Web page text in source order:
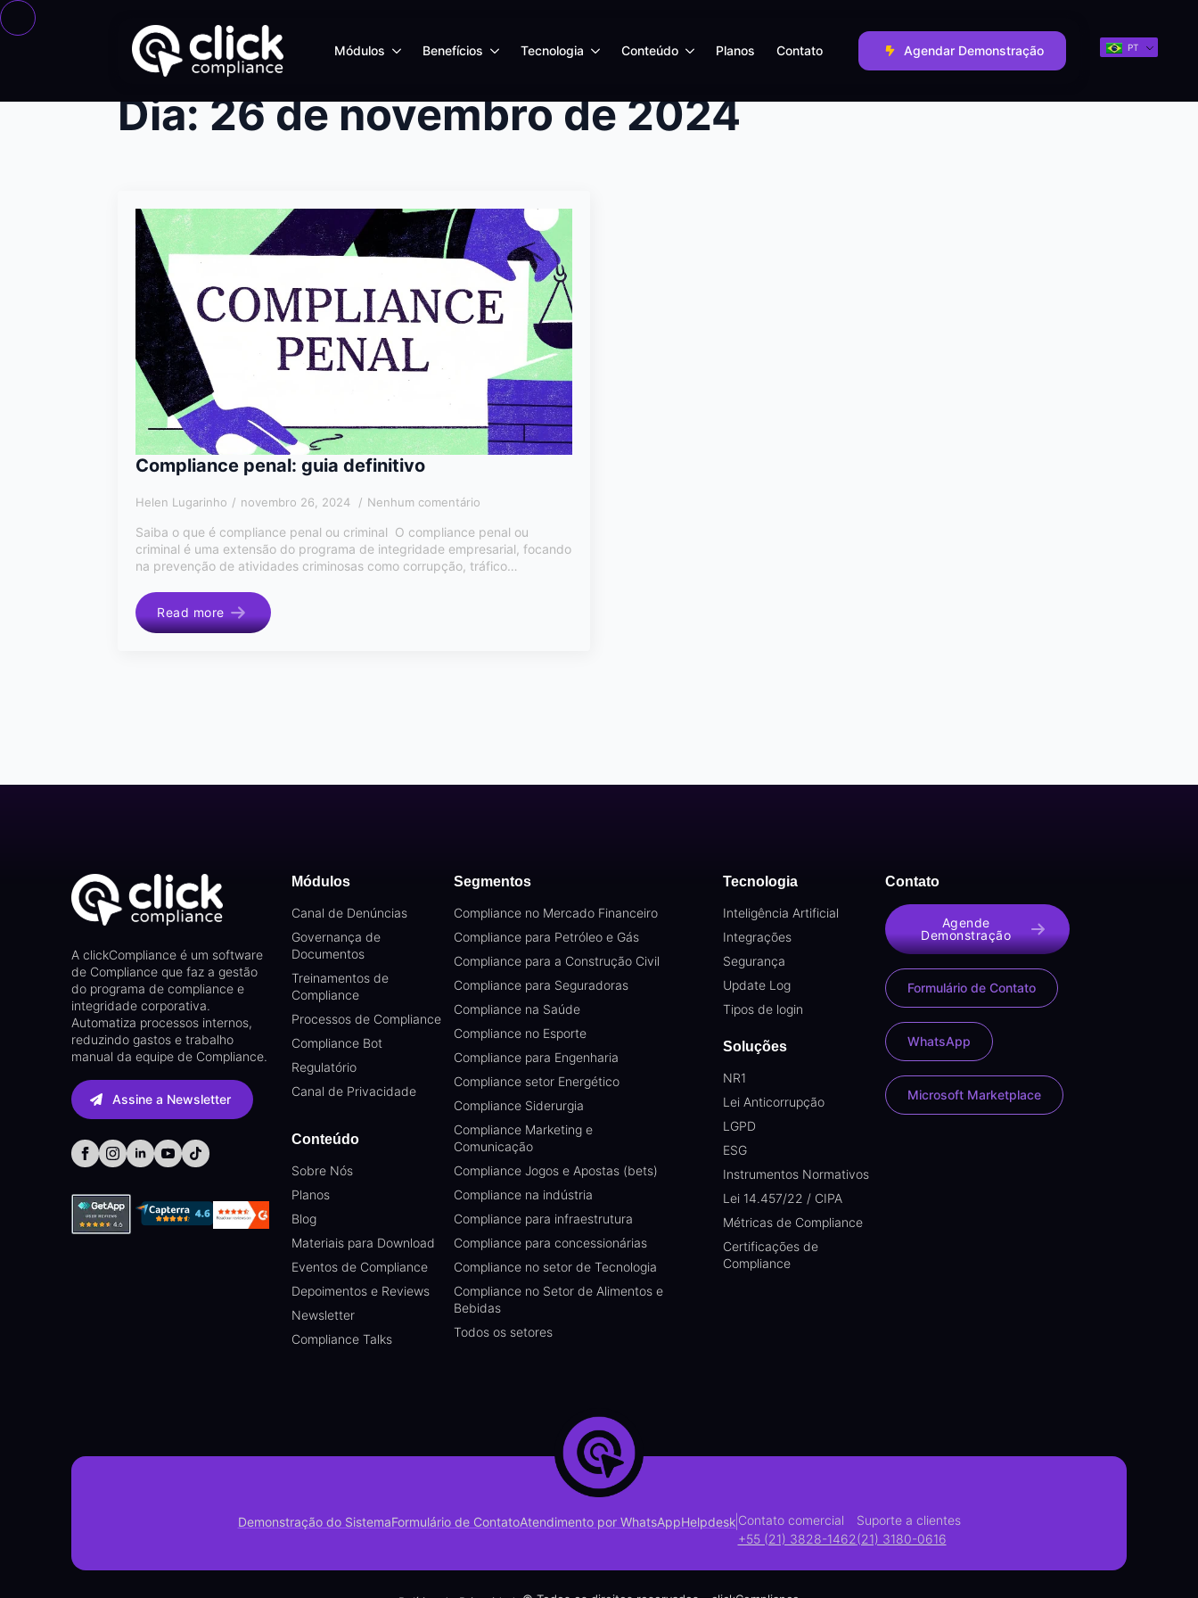
Módulos Benefícios Tecnologia Conteúdo Planos Contato Agendar Demonstração PT
Dia:26 de novembro de 2024
Compliance penal: guia definitivo
Helen Lugarinho novembro 26, 2024 Nenhum comentário
Saiba o que é compliance penal ou criminal O compliance penal ou
criminal é uma extensão do programa de integridade empresarial, focando
na prevenção de atividades criminosas como corrupção, tráfico…
Read more
A clickCompliance é um software
de Compliance que faz a gestão
do programa de compliance e
integridade corporativa.
Automatiza processos internos,
reduzindo gastos e trabalho
manual da equipe de Compliance.
Assine a Newsletter
Módulos
Canal de Denúncias
Governança de
Documentos
Treinamentos de
Compliance
Processos de Compliance
Compliance Bot
Regulatório
Canal de Privacidade
Conteúdo
Sobre Nós
Planos
Blog
Materiais para Download
Eventos de Compliance
Depoimentos e Reviews
Newsletter
Compliance Talks
Segmentos
Compliance no Mercado Financeiro
Compliance para Petróleo e Gás
Compliance para a Construção Civil
Compliance para Seguradoras
Compliance na Saúde
Compliance no Esporte
Compliance para Engenharia
Compliance setor Energético
Compliance Siderurgia
Compliance Marketing e
Comunicação
Compliance Jogos e Apostas (bets)
Compliance na indústria
Compliance para infraestrutura
Compliance para concessionárias
Compliance no setor de Tecnologia
Compliance no Setor de Alimentos e
Bebidas
Todos os setores
Tecnologia
Inteligência Artificial
Integrações
Segurança
Update Log
Tipos de login
Soluções
NR1
Lei Anticorrupção
LGPD
ESG
Instrumentos Normativos
Lei 14.457/22 / CIPA
Métricas de Compliance
Certificações de
Compliance
Contato
Agende
Demonstração
Formulário de Contato
WhatsApp
Microsoft Marketplace
Demonstração do SistemaFormulário de ContatoAtendimento por WhatsAppHelpdesk| Contato comercial
+55 (21) 3828-1462
Suporte a clientes
(21) 3180-0616